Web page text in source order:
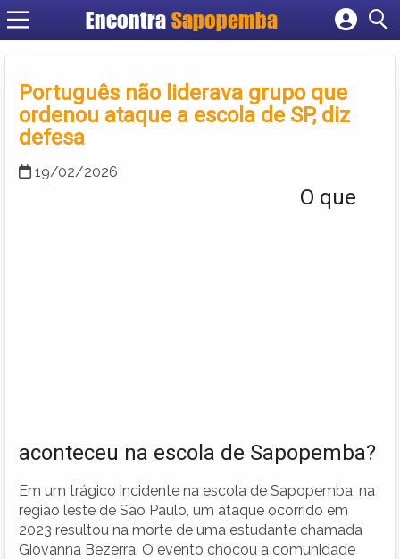
Encontra Sapopemba
Cadastrar empresa
Criar conta
Português não liderava grupo que
ordenou ataque a escola de SP, diz
defesa
19/02/2026
O que
aconteceu na escola de Sapopemba?
Em um trágico incidente na escola de Sapopemba, na
região leste de São Paulo, um ataque ocorrido em
2023 resultou na morte de uma estudante chamada
Giovanna Bezerra. O evento chocou a comunidade